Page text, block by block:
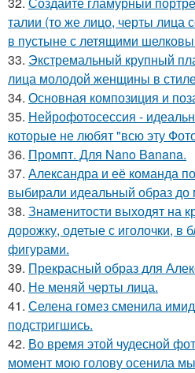
талии (то же лицо, черты
в пустыне с летящими
33. Экстремальный крупный
лица молодой женщины в
34. Основная композиция и
35. Нейрофотосессия -
которые не любят "всю эту
36. Промпт. Для Nano Banana.
37. Александра и её команда
выбирали идеальный образ до
38. Знаменитости выходят на
дорожку, одетые с иголочки, в
фигурами.
39. Прекрасный образ для
40. Не меняй черты лица.
41. Селена гомез сменила
подстригшись.
42. Во время этой чудесной
момент мою голову осенила